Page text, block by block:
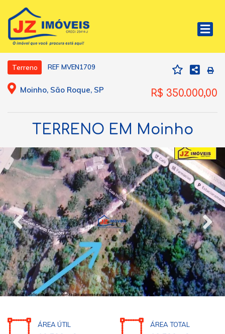
Terreno REF MVEN1709
Moinho, São Roque, SP R$ 350.000,00
TERRENO EM Moinho
ÁREA ÚTIL ÁREA TOTAL